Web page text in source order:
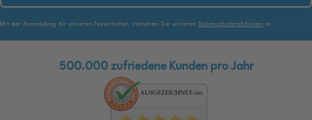
Mit der Anmeldung für unseren Newsletter, stimmen Sie unseren Datenschutzrichtlinien zu.
500.000 zufriedene Kunden pro Jahr